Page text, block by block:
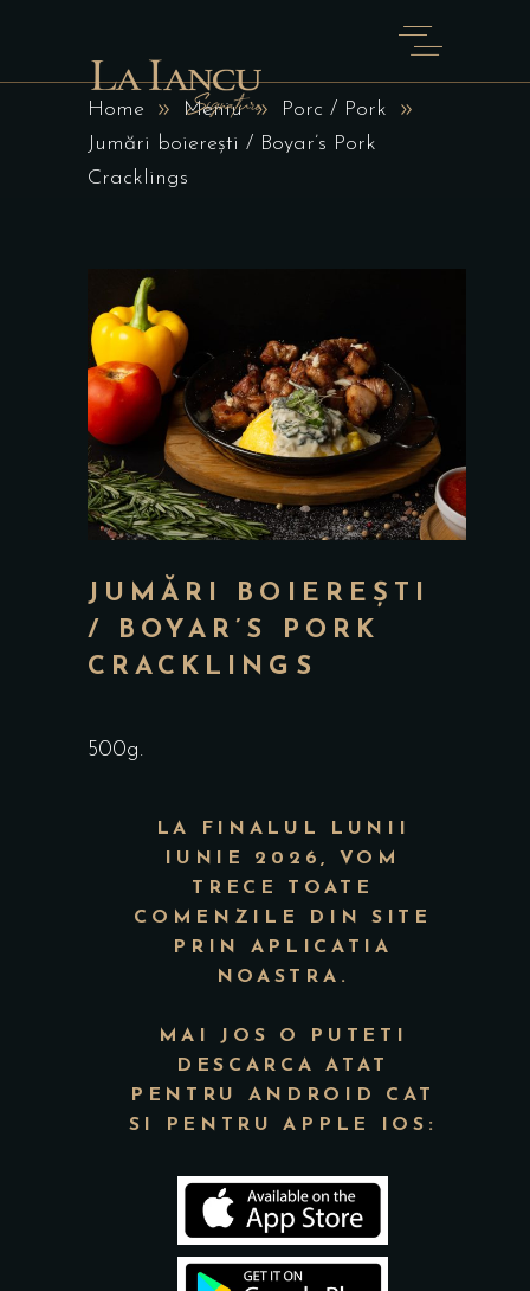
Home Meniu
Porc / Pork
Jumări boierești / Boyar’s Pork
Cracklings
JUMĂRI BOIEREȘTI
/ BOYAR’S PORK
CRACKLINGS
500g.
LA FINALUL LUNII
IUNIE 2026, VOM
TRECE TOATE
COMENZILE DIN SITE
PRIN APLICATIA
NOASTRA.
MAI JOS O PUTETI
DESCARCA ATAT
PENTRU ANDROID CAT
SI PENTRU APPLE IOS: